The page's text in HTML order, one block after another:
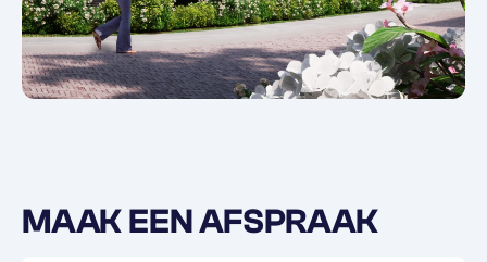
MAAK EEN AFSPRAAK